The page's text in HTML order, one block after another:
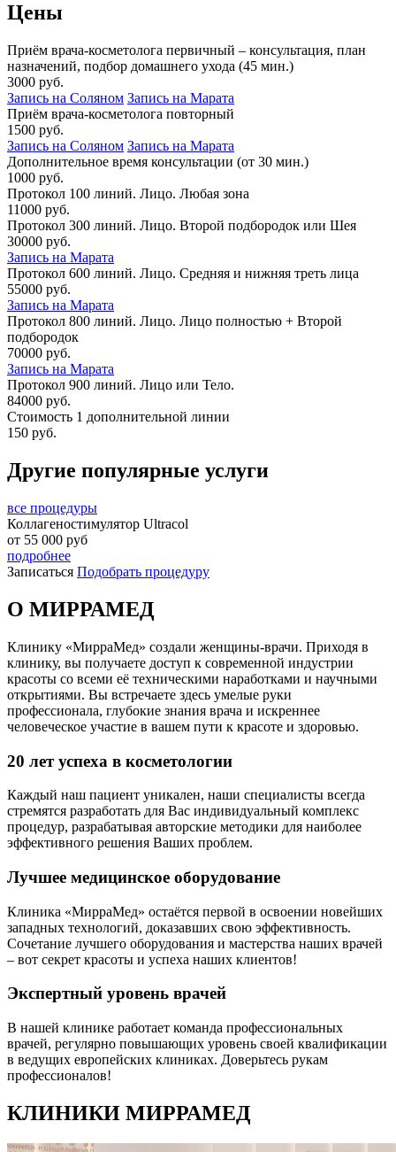
Цены
Приём врача-косметолога первичный – консультация, план
назначений, подбор домашнего ухода (45 мин.)
3000 руб.
Запись на Соляном Запись на Марата
Приём врача-косметолога повторный
1500 руб.
Запись на Соляном Запись на Марата
Дополнительное время консультации (от 30 мин.)
1000 руб.
Протокол 100 линий. Лицо. Любая зона
11000 руб.
Протокол 300 линий. Лицо. Второй подбородок или Шея
30000 руб.
Запись на Марата
Протокол 600 линий. Лицо. Средняя и нижняя треть лица
55000 руб.
Запись на Марата
Протокол 800 линий. Лицо. Лицо полностью + Второй
подбородок
70000 руб.
Запись на Марата
Протокол 900 линий. Лицо или Тело.
84000 руб.
Стоимость 1 дополнительной линии
150 руб.
Другие популярные услуги
все процедуры
Коллагеностимулятор Ultracol
от 55 000 руб
подробнее
Записаться Подобрать процедуру
О МИРРАМЕД
Клинику «МирраМед» создали женщины-врачи. Приходя в
клинику, вы получаете доступ к современной индустрии
красоты со всеми её техническими наработками и научными
открытиями. Вы встречаете здесь умелые руки
профессионала, глубокие знания врача и искреннее
человеческое участие в вашем пути к красоте и здоровью.
20 лет успеха в косметологии
Каждый наш пациент уникален, наши специалисты всегда
стремятся разработать для Вас индивидуальный комплекс
процедур, разрабатывая авторские методики для наиболее
эффективного решения Ваших проблем.
Лучшее медицинское оборудование
Клиника «МирраМед» остаётся первой в освоении новейших
западных технологий, доказавших свою эффективность.
Сочетание лучшего оборудования и мастерства наших врачей
– вот секрет красоты и успеха наших клиентов!
Экспертный уровень врачей
В нашей клинике работает команда профессиональных
врачей, регулярно повышающих уровень своей квалификации
в ведущих европейских клиниках. Доверьтесь рукам
профессионалов!
КЛИНИКИ МИРРАМЕД